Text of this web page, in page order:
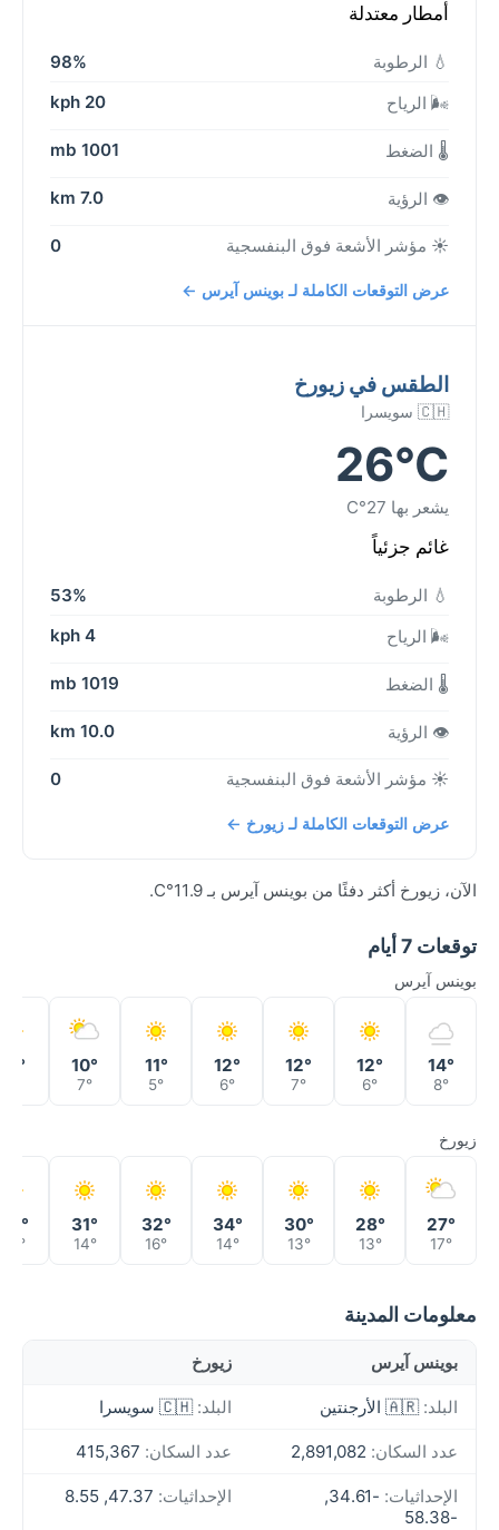
أمطار معتدلة
💧 الرطوبة
98%
🌬️ الرياح
20 kph
🌡️ الضغط 1001 mb
👁️ الرؤية 7.0 km
☀️ مؤشر الأشعة فوق البنفسجية 0
عرض التوقعات الكاملة لـ بوينس آيرس ←
الطقس في زيورخ
🇨🇭 سويسرا
26°C
يشعر بها 27°C
غائم جزئياً
💧 الرطوبة
53%
🌬️ الرياح
4 kph
🌡️ الضغط 1019 mb
👁️ الرؤية 10.0 km
☀️ مؤشر الأشعة فوق البنفسجية 0
عرض التوقعات الكاملة لـ زيورخ ←
الآن، زيورخ أكثر دفئًا من بوينس آيرس بـ 11.9°C.
توقعات 7 أيام
بوينس آيرس
14°
8°
12°
6°
12°
7°
12°
6°
11°
5°
10°
7°
11°
زيورخ
27°
17°
28°
13°
30°
13°
34°
14°
32°
16°
31°
14°
14°
معلومات المدينة
بوينس آيرس زيورخ
البلد: 🇦🇷 الأرجنتين البلد: 🇨🇭 سويسرا
عدد السكان: عدد السكان:
الإحداثيات:
-34.61,
-58.38
الإحداثيات: